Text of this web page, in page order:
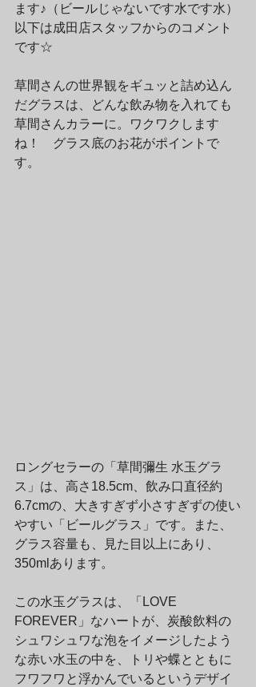
ます♪（ビールじゃないです水です水）
以下は成田店スタッフからのコメント
です☆
草間さんの世界観をギュッと詰め込ん
だグラスは、どんな飲み物を入れても
草間さんカラーに。ワクワクします
ね！　グラス底のお花がポイントで
す。
ロングセラーの「草間彌生 水玉グラ
ス」は、高さ18.5cm、飲み口直径約
6.7cmの、大きすぎず小さすぎずの使い
やすい「ビールグラス」です。また、
グラス容量も、見た目以上にあり、
350mlあります。
この水玉グラスは、「LOVE
FOREVER」なハートが、炭酸飲料の
シュワシュワな泡をイメージしたよう
な赤い水玉の中を、トリや蝶とともに
フワフワと浮かんでいるというデザイ